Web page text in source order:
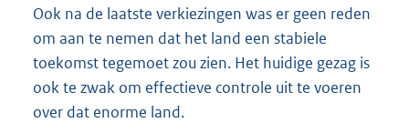
Ook na de laatste verkiezingen was er geen reden
om aan te nemen dat het land een stabiele
toekomst tegemoet zou zien. Het huidige gezag is
ook te zwak om effectieve controle uit te voeren
over dat enorme land.